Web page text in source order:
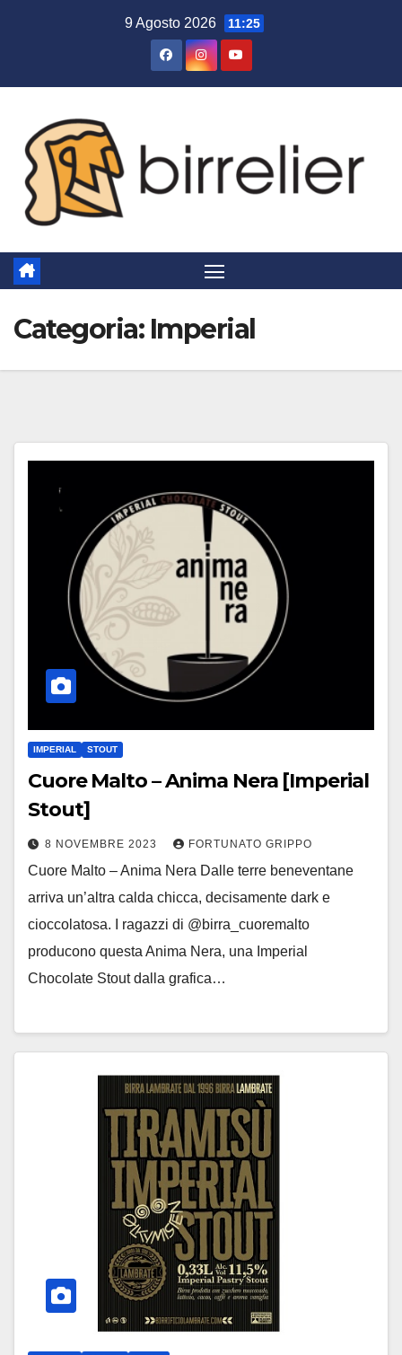
9 Agosto 2026 11:25
Categoria: Imperial
IMPERIAL STOUT
Cuore Malto – Anima Nera [Imperial
Stout]
8 NOVEMBRE 2023 FORTUNATO GRIPPO
Cuore Malto – Anima Nera Dalle terre beneventane
arriva un’altra calda chicca, decisamente dark e
cioccolatosa. I ragazzi di @birra_cuoremalto
producono questa Anima Nera, una Imperial
Chocolate Stout dalla grafica…